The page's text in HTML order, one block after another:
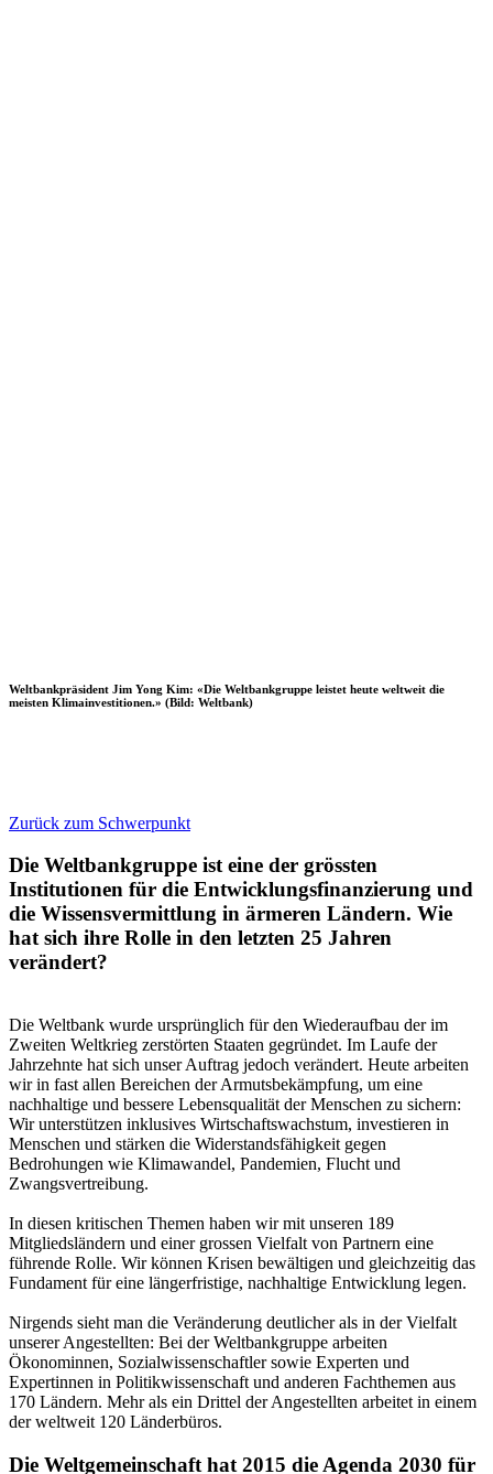
Weltbankpräsident Jim Yong Kim: «Die Weltbankgruppe leistet heute weltweit die
meisten Klimainvestitionen.» (Bild: Weltbank)
Zurück zum Schwerpunkt
Die Weltbankgruppe ist eine der grössten
Institutionen für die Entwicklungsfinanzierung und
die Wissensvermittlung in ärmeren Ländern. Wie
hat sich ihre Rolle in den letzten 25 Jahren
verändert?
Die Weltbank wurde ursprünglich für den Wiederaufbau der im
Zweiten Weltkrieg zerstörten Staaten gegründet. Im Laufe der
Jahrzehnte hat sich unser Auftrag jedoch verändert. Heute arbeiten
wir in fast allen Bereichen der Armutsbekämpfung, um eine
nachhaltige und bessere Lebensqualität der Menschen zu sichern:
Wir unterstützen inklusives Wirtschaftswachstum, investieren in
Menschen und stärken die Widerstandsfähigkeit gegen
Bedrohungen wie Klimawandel, Pandemien, Flucht und
Zwangsvertreibung.
In diesen kritischen Themen haben wir mit unseren 189
Mitgliedsländern und einer grossen Vielfalt von Partnern eine
führende Rolle. Wir können Krisen bewältigen und gleichzeitig das
Fundament für eine längerfristige, nachhaltige Entwicklung legen.
Nirgends sieht man die Veränderung deutlicher als in der Vielfalt
unserer Angestellten: Bei der Weltbankgruppe arbeiten
Ökonominnen, Sozialwissenschaftler sowie Experten und
Expertinnen in Politikwissenschaft und anderen Fachthemen aus
170 Ländern. Mehr als ein Drittel der Angestellten arbeitet in einem
der weltweit 120 Länderbüros.
Die Weltgemeinschaft hat 2015 die Agenda 2030 für